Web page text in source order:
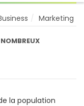
Marketing
la population